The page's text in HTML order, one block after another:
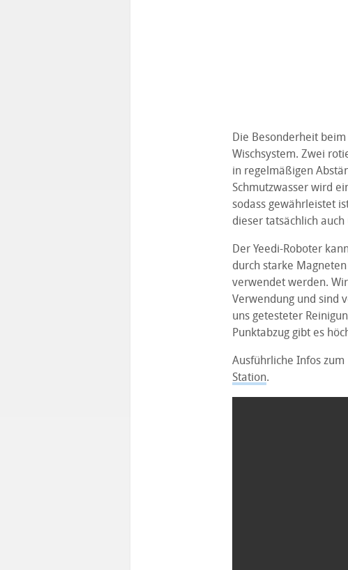
Die Besonderheit
Wischsystem. Zwei
in regelmäßigen
Schmutzwasser wird
sodass gewährleistet
dieser tatsächlich
Der Yeedi-Roboter
durch starke
verwendet werden.
Verwendung und sind
uns getesteter
Punktabzug gibt es
Ausführliche Infos
Station.